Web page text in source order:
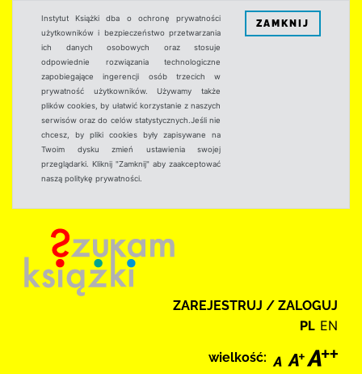
Instytut Książki dba o ochronę prywatności
użytkowników i bezpieczeństwo przetwarzania
ich danych osobowych oraz stosuje
odpowiednie rozwiązania technologiczne
zapobiegające ingerencji osób trzecich w
prywatność użytkowników. Używamy także
plików cookies, by ułatwić korzystanie z naszych
serwisów oraz do celów statystycznych.Jeśli nie
chcesz, by pliki cookies były zapisywane na
Twoim dysku zmień ustawienia swojej
przeglądarki. Kliknij "Zamknij" aby zaakceptować
naszą politykę prywatności.
ZAMKNIJ
ZAREJESTRUJ / ZALOGUJ
PL EN
wielkość: